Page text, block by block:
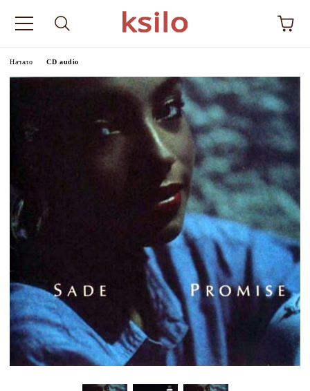
Начало CD audio